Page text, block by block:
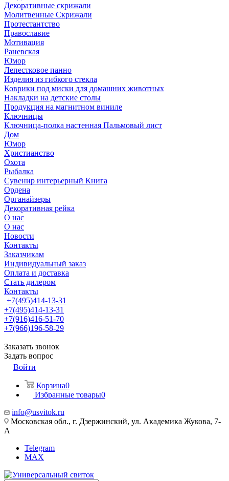
Декоративные скрижали
Молитвенные Скрижали
Протестантство
Православие
Мотивация
Раневская
Юмор
Лепестковое панно
Изделия из гибкого стекла
Коврики под миски для домашних животных
Накладки на детские столы
Продукция на магнитном виниле
Ключницы
Ключница-полка настенная Пальмовый лист
Дом
Юмор
Христианство
Охота
Рыбалка
Сувенир интерьерный Книга
Ордена
Органайзеры
Декоративная рейка
О нас
О нас
Новости
Контакты
Заказчикам
Индивидуальный заказ
Оплата и доставка
Стать дилером
Контакты
+7(495)414-13-31
+7(495)414-13-31
+7(916)416-51-70
+7(966)196-58-29
Заказать звонок
Задать вопрос
Войти
Корзина0
Избранные товары0
info@usvitok.ru
Московская обл., г. Дзержинский, ул. Академика Жукова, 7-
А
Telegram
MAX